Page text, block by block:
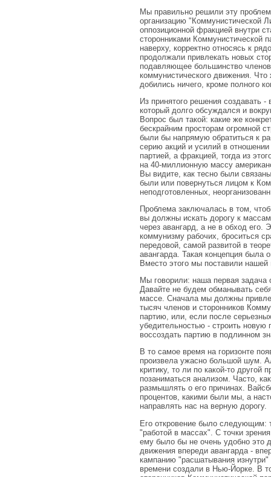
Мы правильно решили эту
организацию "Коммунистической
оппозиционной фракцией внутри
сторонниками Коммунистической
наверху, корректно относясь к
продолжали привлекать новых
подавляющее большинство
коммунистического движения.
добились ничего, кроме полного
Из принятого решения создавать
который долго обсуждался и
Вопрос был такой: какие же
бескрайним просторам огромной
были бы напрямую обратиться к
серию акций и усилий в
партией, а фракцией, тогда из
на 40-миллионную массу
Вы видите, как тесно были
были или повернуться лицом к
неподготовленных,
Проблема заключалась в том,
вы должны искать дорогу к
через авангард, а не в обход его.
коммунизму рабочих, броситься
передовой, самой развитой в
авангарда. Такая концепция была
Вместо этого мы поставили нашей
Мы говорили: наша первая задача
Давайте не будем обманывать
массе. Сначала мы должны
тысяч членов и сторонников
партию, или, если после
убедительностью - строить
воссоздать партию в подлинном
В то самое время на горизонте
произвела ужасно большой шум.
критику, то ли по какой-то
позаниматься анализом. Часто,
размышлять о его причинах.
процентов, какими были мы, а
направлять нас на верную дорогу.
Его откровение было следующим:
"работой в массах". С точки
ему было бы не очень удобно это
движения впереди авангарда -
кампанию "расшатывания
времени создали в Нью-Йорке. В